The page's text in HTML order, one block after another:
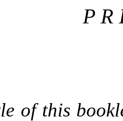
P R
of this